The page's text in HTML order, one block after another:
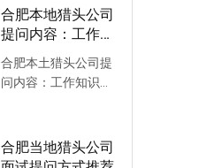
威的标准...
合肥本地猎头公司
提问内容：工作知
识&求职动机
合肥本土猎头公司提
问内容：工作知识&
这个...
合肥当地猎头公司